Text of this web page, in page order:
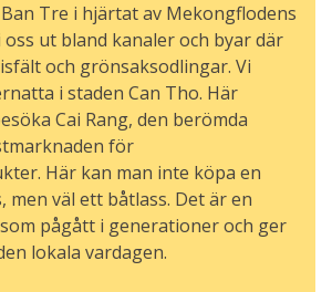
Tre i hjärtat av Mekongflodens
oss ut bland kanaler och byar där
och grönsaksodlingar. Vi
i staden Can Tho. Här
Cai Rang, den berömda
för
Här kan man inte köpa en
men väl ett båtlass. Det är en
pågått i generationer och ger
lokala vardagen.